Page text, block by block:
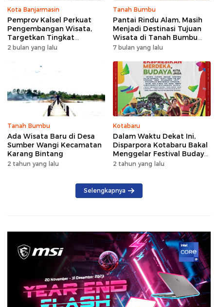
Kota Banjarmasin
Pemprov Kalsel Perkuat
Pengembangan Wisata,
Targetkan Tingkat
Kunjungan Naik 5 Persen di
2 bulan yang lalu
Tanah Bumbu
Pantai Rindu Alam, Masih
Menjadi Destinasi Tujuan
Wisata di Tanah Bumbu
dengan Rindangnya Pohon
7 bulan yang lalu
Tanah Bumbu
Ada Wisata Baru di Desa
Sumber Wangi Kecamatan
Karang Bintang
2 tahun yang lalu
Kotabaru
Dalam Waktu Dekat Ini,
Disparpora Kotabaru Bakal
Menggelar Festival Budaya
Saijaan 2024
2 tahun yang lalu
Selengkapnya